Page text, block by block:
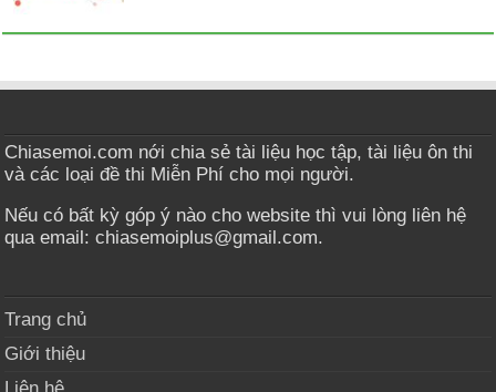
Chiasemoi.com nới chia sẻ tài liệu học tập, tài liệu ôn thi
và các loại đề thi Miễn Phí cho mọi người.
Nếu có bất kỳ góp ý nào cho website thì vui lòng liên hệ
qua email: chiasemoiplus@gmail.com.
Trang chủ
Giới thiệu